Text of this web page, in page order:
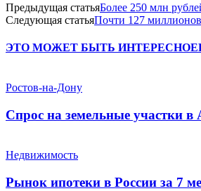
Предыдущая статьяБолее 250 млн
Следующая статьяПочти 127 миллионов
ЭТО МОЖЕТ БЫТЬ ИНТЕРЕСНО
Ростов-на-Дону
Спрос на земельные участки в
Недвижимость
Рынок ипотеки в России за 7